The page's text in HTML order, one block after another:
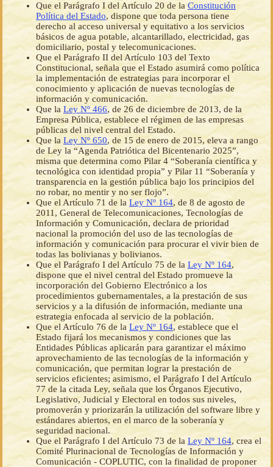
Que el Parágrafo I del Artículo 20 de la Constitución
Política del Estado, dispone que toda persona tiene
derecho al acceso universal y equitativo a los servicios
básicos de agua potable, alcantarillado, electricidad, gas
domiciliario, postal y telecomunicaciones.
Que el Parágrafo II del Artículo 103 del Texto
Constitucional, señala que el Estado asumirá como política
la implementación de estrategias para incorporar el
conocimiento y aplicación de nuevas tecnologías de
información y comunicación.
Que la Ley Nº 466, de 26 de diciembre de 2013, de la
Empresa Pública, establece el régimen de las empresas
públicas del nivel central del Estado.
Que la Ley Nº 650, de 15 de enero de 2015, eleva a rango
de Ley la “Agenda Patriótica del Bicentenario 2025”,
misma que determina como Pilar 4 “Soberanía científica y
tecnológica con identidad propia” y Pilar 11 “Soberanía y
transparencia en la gestión pública bajo los principios del
no robar, no mentir y no ser flojo”.
Que el Artículo 71 de la Ley Nº 164, de 8 de agosto de
2011, General de Telecomunicaciones, Tecnologías de
Información y Comunicación, declara de prioridad
nacional la promoción del uso de las tecnologías de
información y comunicación para procurar el vivir bien de
todas las bolivianas y bolivianos.
Que el Parágrafo I del Artículo 75 de la Ley Nº 164,
dispone que el nivel central del Estado promueve la
incorporación del Gobierno Electrónico a los
procedimientos gubernamentales, a la prestación de sus
servicios y a la difusión de información, mediante una
estrategia enfocada al servicio de la población.
Que el Artículo 76 de la Ley Nº 164, establece que el
Estado fijará los mecanismos y condiciones que las
Entidades Públicas aplicarán para garantizar el máximo
aprovechamiento de las tecnologías de la información y
comunicación, que permitan lograr la prestación de
servicios eficientes; asimismo, el Parágrafo I del Artículo
77 de la citada Ley, señala que los Órganos Ejecutivo,
Legislativo, Judicial y Electoral en todos sus niveles,
promoverán y priorizarán la utilización del software libre y
estándares abiertos, en el marco de la soberanía y
seguridad nacional.
Que el Parágrafo I del Artículo 73 de la Ley Nº 164, crea el
Comité Plurinacional de Tecnologías de Información y
Comunicación - COPLUTIC, con la finalidad de proponer